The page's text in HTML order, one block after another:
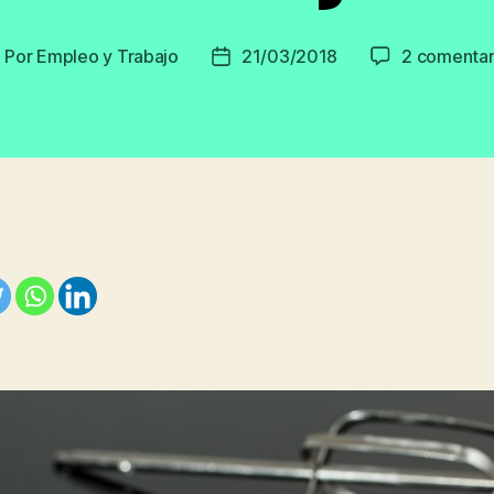
Por Empleo y Trabajo
Fecha21/03/2018 2